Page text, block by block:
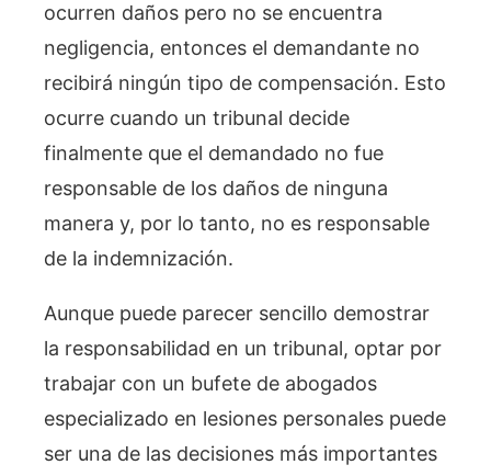
ocurren daños pero no se encuentra
negligencia, entonces el demandante no
recibirá ningún tipo de compensación. Esto
ocurre cuando un tribunal decide
finalmente que el demandado no fue
responsable de los daños de ninguna
manera y, por lo tanto, no es responsable
de la indemnización.
Aunque puede parecer sencillo demostrar
la responsabilidad en un tribunal, optar por
trabajar con un bufete de abogados
especializado en lesiones personales puede
ser una de las decisiones más importantes